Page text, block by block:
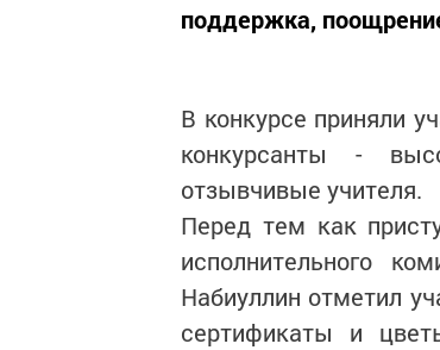
поддержка,
В конкурсе приняли
конкурсанты -
отзывчивые учителя.
Перед тем как
исполнительного
Набиуллин отметил
сертификаты и